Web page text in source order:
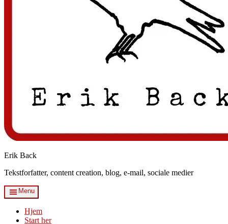
Erik Back
Tekstforfatter, content creation, blog, e-mail, sociale medier
Menu
Hjem
Start her